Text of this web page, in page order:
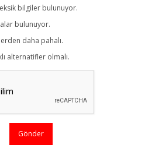
bilgiler bulunuyor.
bulunuyor.
daha pahalı.
alternatifler olmalı.
Gönder